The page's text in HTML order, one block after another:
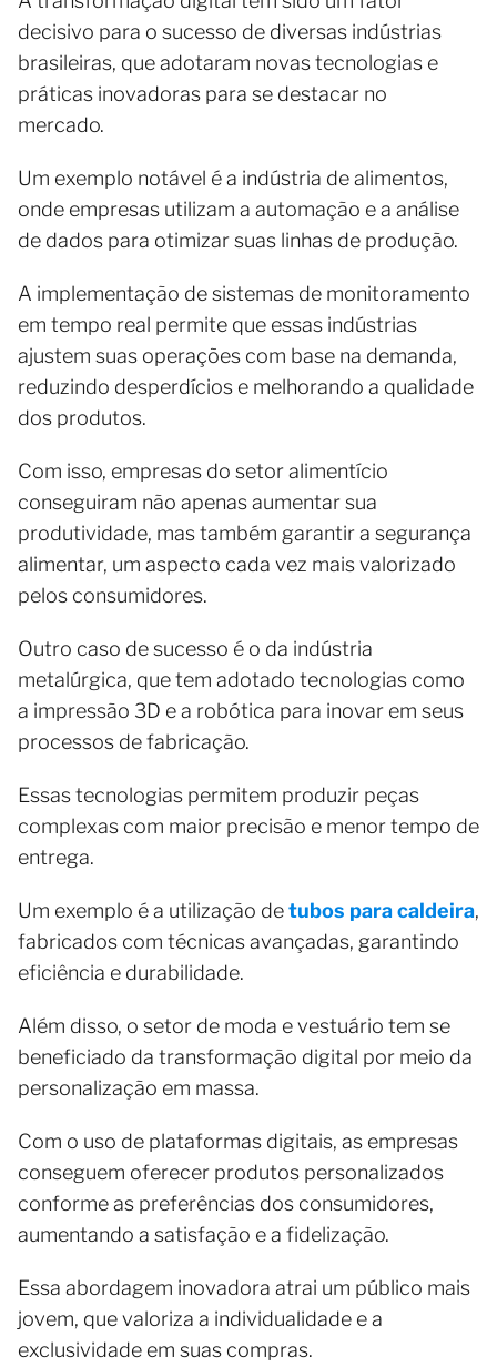
decisivo para o sucesso de diversas indústrias
brasileiras, que adotaram novas tecnologias e
práticas inovadoras para se destacar no
mercado.
Um exemplo notável é a indústria de alimentos,
onde empresas utilizam a automação e a análise
de dados para otimizar suas linhas de produção.
A implementação de sistemas de monitoramento
em tempo real permite que essas indústrias
ajustem suas operações com base na demanda,
reduzindo desperdícios e melhorando a qualidade
dos produtos.
Com isso, empresas do setor alimentício
conseguiram não apenas aumentar sua
produtividade, mas também garantir a segurança
alimentar, um aspecto cada vez mais valorizado
pelos consumidores.
Outro caso de sucesso é o da indústria
metalúrgica, que tem adotado tecnologias como
a impressão 3D e a robótica para inovar em seus
processos de fabricação.
Essas tecnologias permitem produzir peças
complexas com maior precisão e menor tempo de
entrega.
Um exemplo é a utilização detubos para caldeira,
fabricados com técnicas avançadas, garantindo
eficiência e durabilidade.
Além disso, o setor de moda e vestuário tem se
beneficiado da transformação digital por meio da
personalização em massa.
Com o uso de plataformas digitais, as empresas
conseguem oferecer produtos personalizados
conforme as preferências dos consumidores,
aumentando a satisfação e a fidelização.
Essa abordagem inovadora atrai um público mais
jovem, que valoriza a individualidade e a
exclusividade em suas compras.